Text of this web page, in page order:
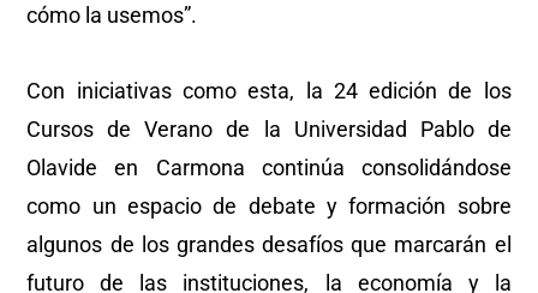
cómo la usemos”.
Con iniciativas como esta, la 24 edición de los
Cursos de Verano de la Universidad Pablo de
Olavide en Carmona continúa consolidándose
como un espacio de debate y formación sobre
algunos de los grandes desafíos que marcarán el
futuro de las instituciones, la economía y la